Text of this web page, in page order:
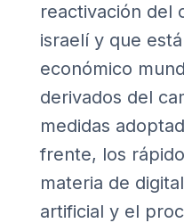
reactivación del
israelí y que
económico
derivados del
medidas
frente, los
materia de
artificial y el